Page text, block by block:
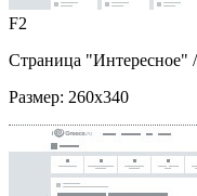
F2
Страница "Интересное"
Размер: 260x340